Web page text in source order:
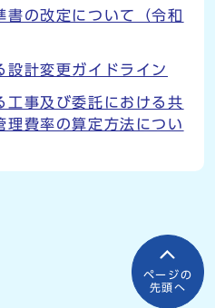
書の改定について（令和
設計変更ガイドライン
工事及び委託における共
理費率の算定方法につい
ページの
先頭へ